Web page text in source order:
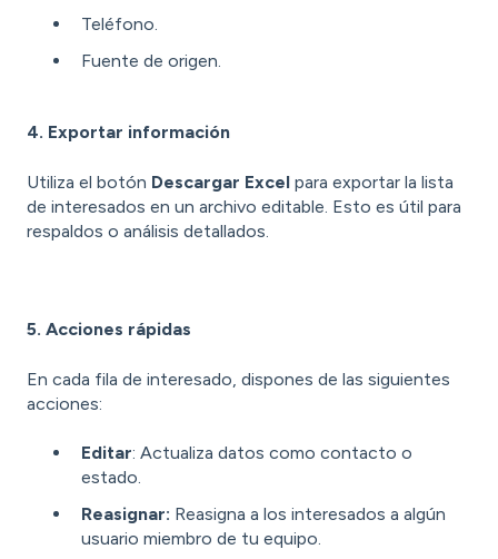
Teléfono.
Fuente de origen.
4. Exportar información
Utiliza el botón Descargar Excel para exportar la lista
de interesados en un archivo editable. Esto es útil para
respaldos o análisis detallados.
5. Acciones rápidas
En cada fila de interesado, dispones de las siguientes
acciones:
Editar: Actualiza datos como contacto o
estado.
Reasignar: Reasigna a los interesados a algún
usuario miembro de tu equipo.